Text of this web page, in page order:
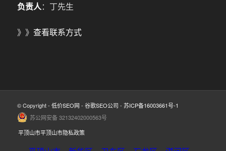
负责人：丁先生
》》 查看联系方式
© Copyright - 低价SEO网 - 谷歌SEO公司 - 苏ICP备16003661号-1
苏公网安备 32132402000563号
平顶山市平顶山市隐私政策